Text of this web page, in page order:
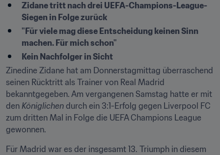
​Zidane tritt nach drei UEFA-Champions-League-
Siegen in Folge zurück
"Für viele mag diese Entscheidung keinen Sinn
machen. Für mich schon"
Kein Nachfolger in Sicht
Zinedine Zidane hat am Donnerstagmittag überraschend
seinen Rücktritt als Trainer von Real Madrid
bekanntgegeben. Am vergangenen Samstag hatte er mit
den Königlichen durch ein 3:1-Erfolg gegen Liverpool FC
zum dritten Mal in Folge die UEFA Champions League
gewonnen.
Für Madrid war es der insgesamt 13. Triumph in diesem